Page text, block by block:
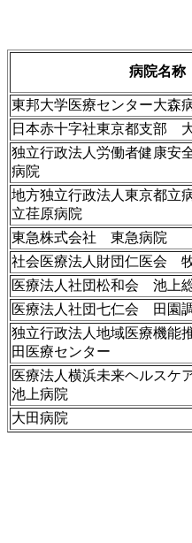
病院名称
東邦大学医療センター大森
日本赤十字社東京都支部
独立行政法人労働者健康安
病院
地方独立行政法人東京都
立荏原病院
東急株式会社 東急病院
社会医療法人財団仁医会
医療法人社団松和会 池上
医療法人社団七仁会 田園
独立行政法人地域医療機
田医療センター
医療法人横浜未来ヘルスケ
池上病院
大田病院